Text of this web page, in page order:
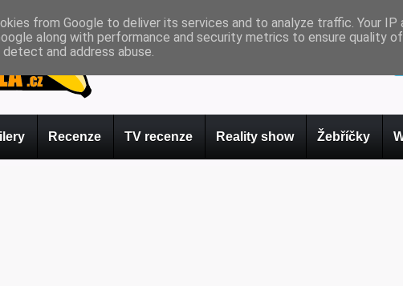
Recenze TV recenze Reality show Žebříčky
from Google to deliver its services and to analyze traffic. Your IP
along with performance and security metrics to ensure quality
and address abuse.